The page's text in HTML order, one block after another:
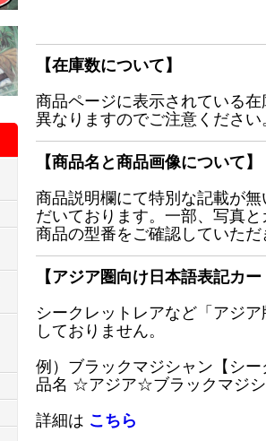
【在庫数について】
商品ページに表示されている
異なりますのでご注意ください
【商品名と商品画像について】
商品説明欄にて特別な記載が
だいております。一部、写真
商品の型番をご確認していただ
【アジア圏向け日本語表記カー
シークレットレアなど「アジ
しておりません。
例）ブラックマジシャン【シ
品名 ☆アジア☆ブラックマジシ
詳細は こちら